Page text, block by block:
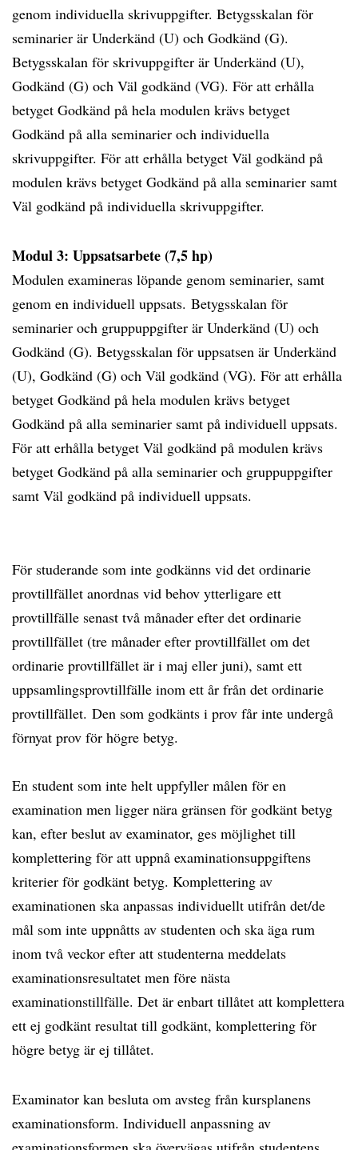
genom individuella skrivuppgifter. Betygsskalan för
seminarier är Underkänd (U) och Godkänd (G).
Betygsskalan för skrivuppgifter är Underkänd (U),
Godkänd (G) och Väl godkänd (VG). För att erhålla
betyget Godkänd på hela modulen krävs betyget
Godkänd på alla seminarier och individuella
skrivuppgifter. För att erhålla betyget Väl godkänd på
modulen krävs betyget Godkänd på alla seminarier samt
Väl godkänd på individuella skrivuppgifter.
Modul 3: Uppsatsarbete (7,5 hp)
Modulen examineras löpande genom seminarier, samt
genom en individuell uppsats. Betygsskalan för
seminarier och gruppuppgifter är Underkänd (U) och
Godkänd (G). Betygsskalan för uppsatsen är Underkänd
(U), Godkänd (G) och Väl godkänd (VG). För att erhålla
betyget Godkänd på hela modulen krävs betyget
Godkänd på alla seminarier samt på individuell uppsats.
För att erhålla betyget Väl godkänd på modulen krävs
betyget Godkänd på alla seminarier och gruppuppgifter
samt Väl godkänd på individuell uppsats.
För studerande som inte godkänns vid det ordinarie
provtillfället anordnas vid behov ytterligare ett
provtillfälle senast två månader efter det ordinarie
provtillfället (tre månader efter provtillfället om det
ordinarie provtillfället är i maj eller juni), samt ett
uppsamlingsprovtillfälle inom ett år från det ordinarie
provtillfället. Den som godkänts i prov får inte undergå
förnyat prov för högre betyg.
En student som inte helt uppfyller målen för en
examination men ligger nära gränsen för godkänt betyg
kan, efter beslut av examinator, ges möjlighet till
komplettering för att uppnå examinationsuppgiftens
kriterier för godkänt betyg. Komplettering av
examinationen ska anpassas individuellt utifrån det/de
mål som inte uppnåtts av studenten och ska äga rum
inom två veckor efter att studenterna meddelats
examinationsresultatet men före nästa
examinationstillfälle. Det är enbart tillåtet att komplettera
ett ej godkänt resultat till godkänt, komplettering för
högre betyg är ej tillåtet.
Examinator kan besluta om avsteg från kursplanens
examinationsform. Individuell anpassning av